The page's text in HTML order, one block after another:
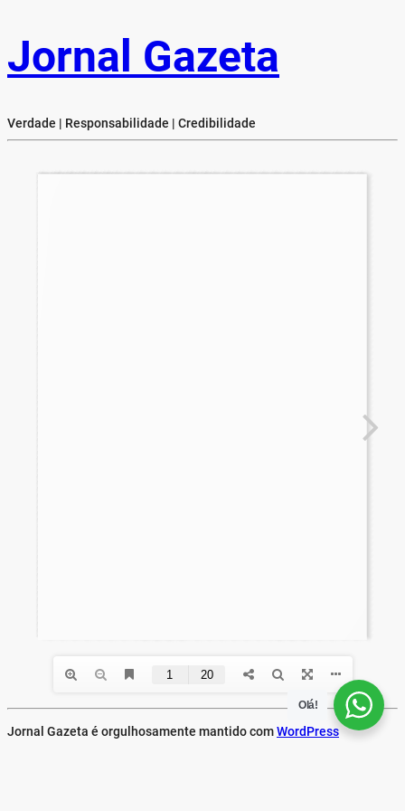
Jornal Gazeta
Verdade | Responsabilidade | Credibilidade
Jornal Gazeta é orgulhosamente mantido comWordPress
Olá!